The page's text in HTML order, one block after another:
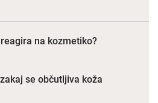
na kozmetiko?
se občutljiva koža